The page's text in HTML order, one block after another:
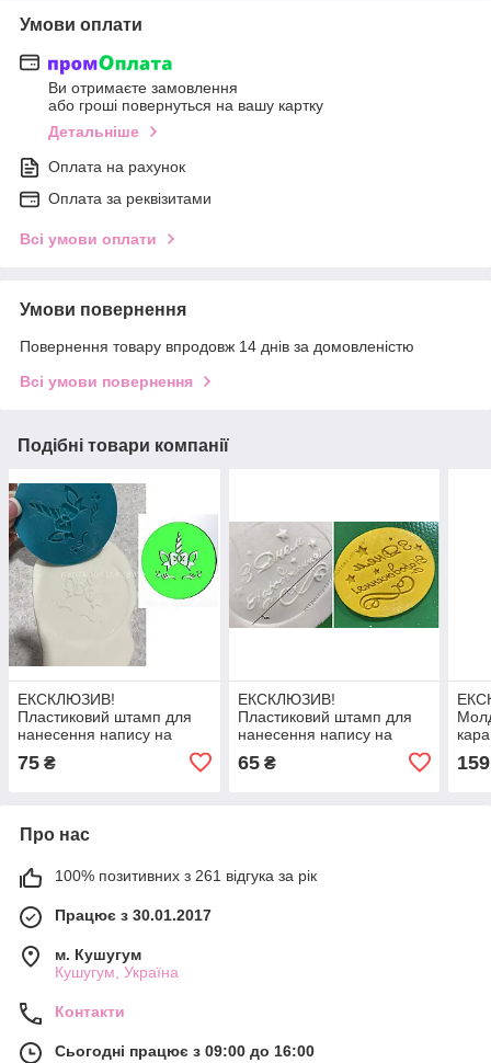
Умови оплати
Ви отримаєте замовлення
або гроші повернуться на вашу картку
Детальніше
Оплата на рахунок
Оплата за реквізитами
Всі умови оплати
Умови повернення
Повернення товару впродовж 14 днів за домовленістю
Всі умови повернення
Подібні товари компанії
ЕКСКЛЮЗИВ!
Пластиковий штамп для
нанесення напису на
мастику "Единорожка №1"
75 ₴
ЕКСКЛЮЗИВ!
Пластиковий штамп для
нанесення напису на
народження!"
65₴ 159
Про нас
100% позитивних з 261 відгука за рік
Працює з 30.01.2017
м. Кушугум
Кушугум, Україна
Контакти
Сьогодні працює з 09:00 до 16:00